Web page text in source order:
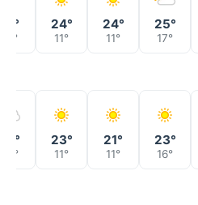
25°
17°
24°
11°
24°
11°
31°
15°
23°
16°
21°
11°
23°
11°
27°
14°